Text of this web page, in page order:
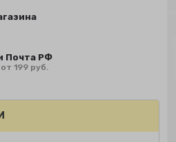
Почта РФ
199 руб.